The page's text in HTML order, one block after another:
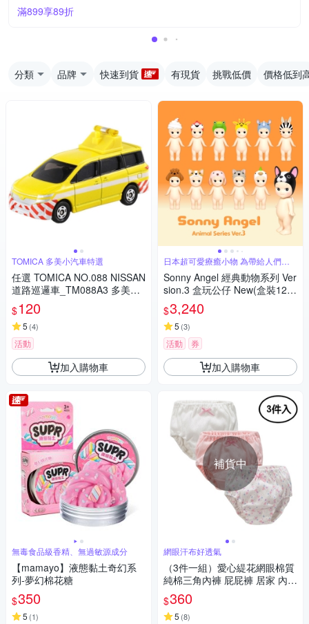
滿899享89折
分類 品牌 快速到貨 有現貨 挑戰低價 價格低到
TOMICA 多美小汽車特選
任選 TOMICA NO.088 NISSAN
道路巡邏車_TM088A3 多美小
汽車
$120
5 (4)
活動
加入購物車
無毒食品級香精、無過敏源成分
【mamayo】液態黏土奇幻系
列-夢幻棉花糖
$350
5 (1)
日本超可愛療癒小物 為帶給人們歡
樂而誕生
Sonny Angel 經典動物系列 Ver
sion.3 盒玩公仔 New(盒裝12
入)
$3,240
5 (3)
活動 券
加入購物車
補貨中
網眼汗布好透氣
（3件一組）愛心緹花網眼棉質
純棉三角內褲 屁屁褲 居家 內褲
內著 女童 大童 童裝 兒童 現貨
橘魔法
$360
5 (8)